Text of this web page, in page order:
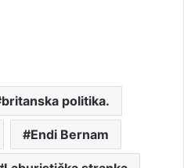
britanska politika.
Endi Bernam